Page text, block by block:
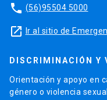
phone (56)95504 5000
launch Ir al sitio de
DISCRIMINACIÓN Y
Orientación y apoyo en
género o violencia sexual.